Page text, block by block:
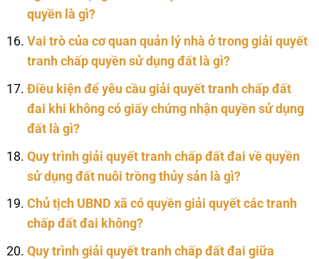
quyền là gì?
Vai trò của cơ quan quản lý nhà ở trong giải quyết
tranh chấp quyền sử dụng đất là gì?
Điều kiện để yêu cầu giải quyết tranh chấp đất
đai khi không có giấy chứng nhận quyền sử dụng
đất là gì?
Quy trình giải quyết tranh chấp đất đai về quyền
sử dụng đất nuôi trồng thủy sản là gì?
Chủ tịch UBND xã có quyền giải quyết các tranh
chấp đất đai không?
Quy trình giải quyết tranh chấp đất đai giữa